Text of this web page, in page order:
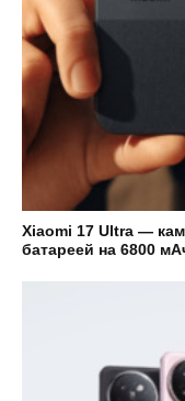
Xiaomi 17 Ultra —
батареей на 6800